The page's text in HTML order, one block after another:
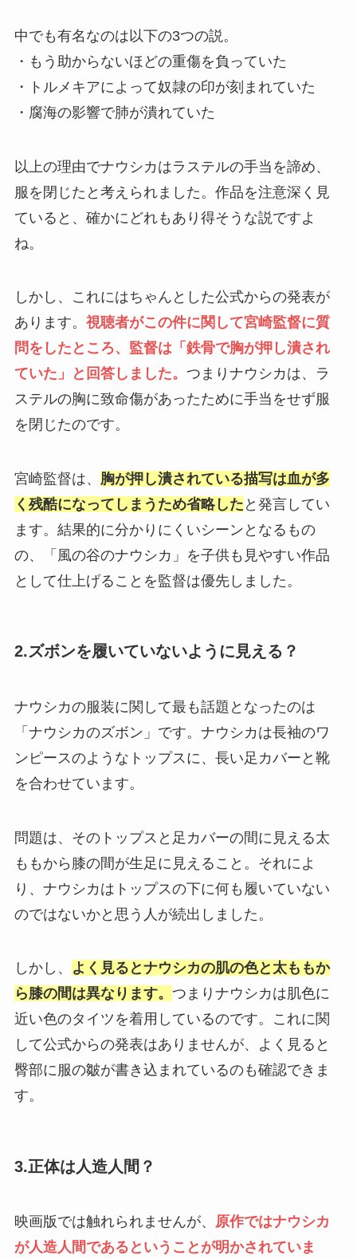
中でも有名なのは以下の3つの説。
・もう助からないほどの重傷を負っていた
・トルメキアによって奴隷の印が刻まれていた
・腐海の影響で肺が潰れていた
以上の理由でナウシカはラステルの手当を諦め、
服を閉じたと考えられました。作品を注意深く見
ていると、確かにどれもあり得そうな説ですよ
ね。
しかし、これにはちゃんとした公式からの発表が
あります。 視聴者がこの件に関して宮崎監督に質
問をしたところ、監督は「鉄骨で胸が押し潰され
ていた」と回答しました。 つまりナウシカは、ラ
ステルの胸に致命傷があったために手当をせず服
を閉じたのです。
宮崎監督は、 胸が押し潰されている描写は血が多
く残酷になってしまうため省略した と発言してい
ます。結果的に分かりにくいシーンとなるもの
の、「風の谷のナウシカ」を子供も見やすい作品
として仕上げることを監督は優先しました。
2.ズボンを履いていないように見える？
ナウシカの服装に関して最も話題となったのは
「ナウシカのズボン」です。ナウシカは長袖のワ
ンピースのようなトップスに、長い足カバーと靴
を合わせています。
問題は、そのトップスと足カバーの間に見える太
ももから膝の間が生足に見えること。それによ
り、ナウシカはトップスの下に何も履いていない
のではないかと思う人が続出しました。
しかし、
よく見るとナウシカの肌の色と太ももか
ら膝の間は異なります。 つまりナウシカは肌色に
近い色のタイツを着用しているのです。これに関
して公式からの発表はありませんが、よく見ると
臀部に服の皺が書き込まれているのも確認できま
す。
3.正体は人造人間？
映画版では触れられませんが、 原作ではナウシカ
が人造人間であるということが明かされていま